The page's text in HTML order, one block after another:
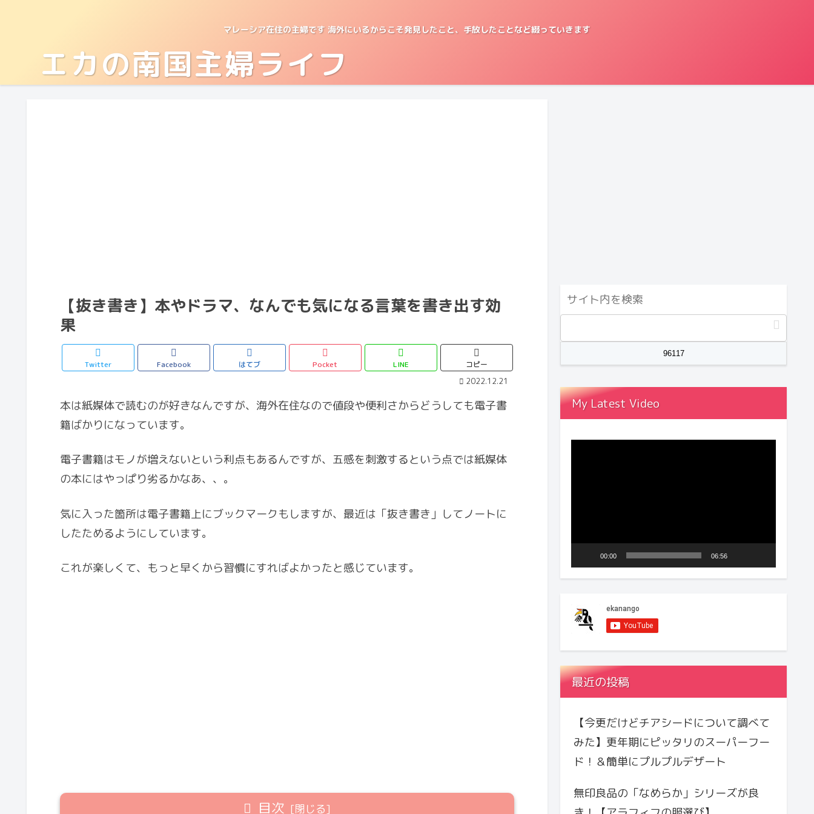
マレーシア在住の主婦です 海外にいるからこそ発見したこと、手放したことなど綴っていきます
エカの南国主婦ライフ
【抜き書き】本やドラマ、なんでも気になる言葉を書き出す効
果
Twitter Facebook はてブ Pocket LINE コピー
2022.12.21
本は紙媒体で読むのが好きなんですが、海外在住なので値段や便利さからどうしても電子書
籍ばかりになっています。
電子書籍はモノが増えないという利点もあるんですが、五感を刺激するという点では紙媒体
の本にはやっぱり劣るかなあ、、。
気に入った箇所は電子書籍上にブックマークもしますが、最近は「抜き書き」してノートに
したためるようにしています。
これが楽しくて、もっと早くから習慣にすればよかったと感じています。
目次
My Latest Video
ヤ
ー
00:00 06:56
最近の投稿
【今更だけどチアシードについて調べて
みた】更年期にピッタリのスーパーフー
ド！＆簡単にプルプルデザート
無印良品の「なめらか」シリーズが良